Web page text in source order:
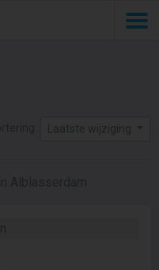
Laatste wijziging